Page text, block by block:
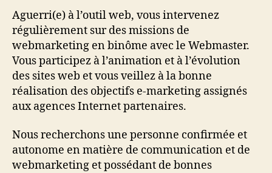
Aguerri(e) à l’outil web, vous intervenez
régulièrement sur des missions de
webmarketing en binôme avec le Webmaster.
Vous participez à l’animation et à l’évolution
des sites web et vous veillez à la bonne
réalisation des objectifs e-marketing assignés
aux agences Internet partenaires.
Nous recherchons une personne confirmée et
autonome en matière de communication et de
webmarketing et possédant de bonnes